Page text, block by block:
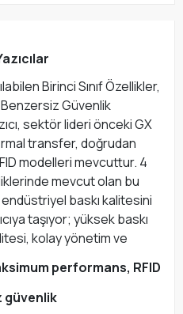
Birinci Sınıf Özellikler,
Güvenlik
sektör lideri önceki GX
transfer, doğrudan
modelleri mevcuttur. 4
mevcut olan bu
endüstriyel baskı kalitesini
taşıyor; yüksek baskı
kolay yönetim ve
performans, RFID
güvenlik